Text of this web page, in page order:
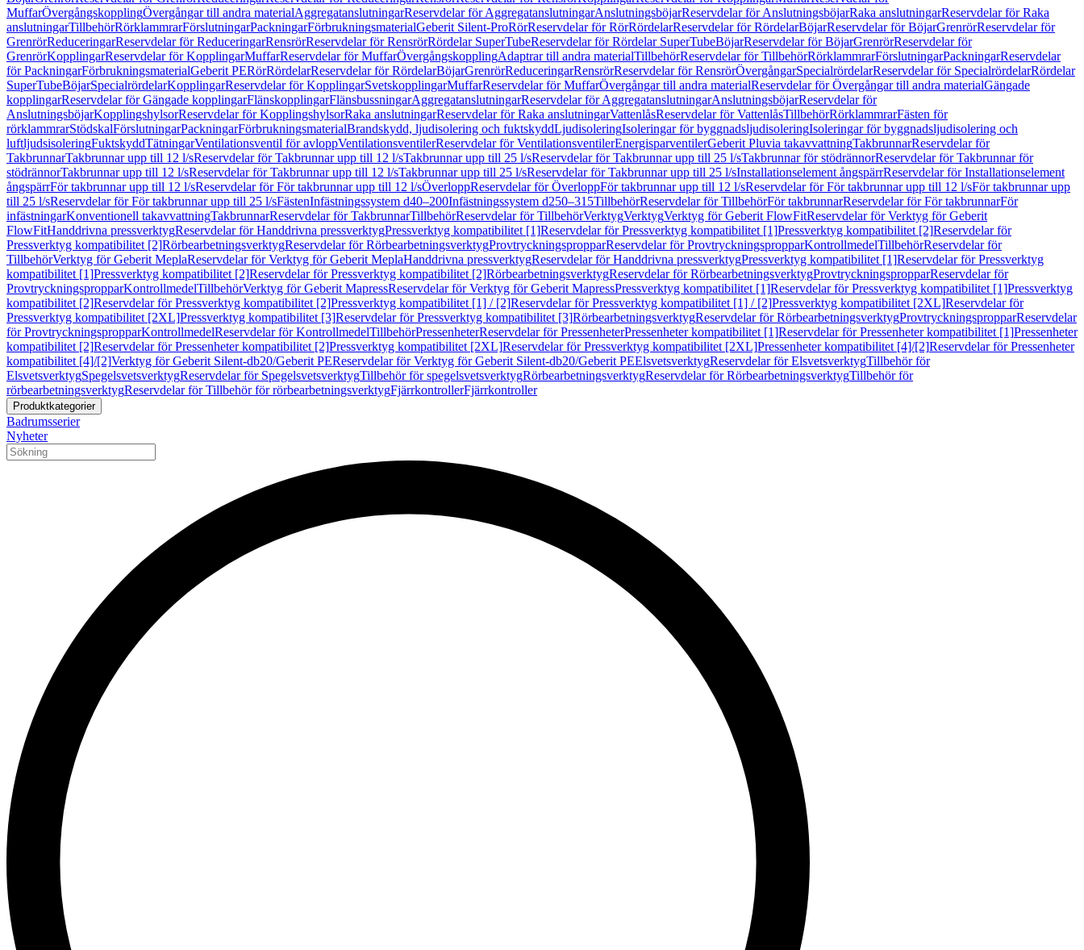
MuffarÖvergångskopplingÖvergångar till andra materialAggregatanslutningarReservdelar för AggregatanslutningarAnslutningsböjarReservdelar för AnslutningsböjarRaka anslutningarReservdelar för Raka
anslutningarTillbehörRörklammrarFörslutningarPackningarFörbrukningsmaterialGeberit Silent-ProRörReservdelar för RörRördelarReservdelar för RördelarBöjarReservdelar för BöjarGrenrörReservdelar för
GrenrörReduceringarReservdelar för ReduceringarRensrörReservdelar för RensrörRördelar SuperTubeReservdelar för Rördelar SuperTubeBöjarReservdelar för BöjarGrenrörReservdelar för
GrenrörKopplingarReservdelar för KopplingarMuffarReservdelar för MuffarÖvergångskopplingAdaptrar till andra materialTillbehörReservdelar för TillbehörRörklammrarFörslutningarPackningarReservdelar
för PackningarFörbrukningsmaterialGeberit PERörRördelarReservdelar för RördelarBöjarGrenrörReduceringarRensrörReservdelar för RensrörÖvergångarSpecialrördelarReservdelar för SpecialrördelarRördelar
SuperTubeBöjarSpecialrördelarKopplingarReservdelar för KopplingarSvetskopplingarMuffarReservdelar för MuffarÖvergångar till andra materialReservdelar för Övergångar till andra materialGängade
kopplingarReservdelar för Gängade kopplingarFlänskopplingarFlänsbussningarAggregatanslutningarReservdelar för AggregatanslutningarAnslutningsböjarReservdelar för
AnslutningsböjarKopplingshylsorReservdelar för KopplingshylsorRaka anslutningarReservdelar för Raka anslutningarVattenlåsReservdelar för VattenlåsTillbehörRörklammrarFästen för
rörklammrarStödskalFörslutningarPackningarFörbrukningsmaterialBrandskydd, ljudisolering och fuktskyddLjudisoleringIsoleringar för byggnadsljudisoleringIsoleringar för byggnadsljudisolering och
luftljudsisoleringFuktskyddTätningarVentilationsventil för avloppVentilationsventilerReservdelar för VentilationsventilerEnergisparventilerGeberit Pluvia takavvattningTakbrunnarReservdelar för
TakbrunnarTakbrunnar upp till 12 l/sReservdelar för Takbrunnar upp till 12 l/sTakbrunnar upp till 25 l/sReservdelar för Takbrunnar upp till 25 l/sTakbrunnar för stödrännorReservdelar för Takbrunnar för
stödrännorTakbrunnar upp till 12 l/sReservdelar för Takbrunnar upp till 12 l/sTakbrunnar upp till 25 l/sReservdelar för Takbrunnar upp till 25 l/sInstallationselement ångspärrReservdelar för Installationselement
ångspärrFör takbrunnar upp till 12 l/sReservdelar för För takbrunnar upp till 12 l/sÖverloppReservdelar för ÖverloppFör takbrunnar upp till 12 l/sReservdelar för För takbrunnar upp till 12 l/sFör takbrunnar upp
till 25 l/sReservdelar för För takbrunnar upp till 25 l/sFästenInfästningssystem d40–200Infästningssystem d250–315TillbehörReservdelar för TillbehörFör takbrunnarReservdelar för För takbrunnarFör
infästningarKonventionell takavvattningTakbrunnarReservdelar för TakbrunnarTillbehörReservdelar för TillbehörVerktygVerktygVerktyg för Geberit FlowFitReservdelar för Verktyg för Geberit
FlowFitHanddrivna pressverktygReservdelar för Handdrivna pressverktygPressverktyg kompatibilitet [1]Reservdelar för Pressverktyg kompatibilitet [1]Pressverktyg kompatibilitet [2]Reservdelar för
Pressverktyg kompatibilitet [2]RörbearbetningsverktygReservdelar för RörbearbetningsverktygProvtryckningspropparReservdelar för ProvtryckningspropparKontrollmedelTillbehörReservdelar för
TillbehörVerktyg för Geberit MeplaReservdelar för Verktyg för Geberit MeplaHanddrivna pressverktygReservdelar för Handdrivna pressverktygPressverktyg kompatibilitet [1]Reservdelar för Pressverktyg
kompatibilitet [1]Pressverktyg kompatibilitet [2]Reservdelar för Pressverktyg kompatibilitet [2]RörbearbetningsverktygReservdelar för RörbearbetningsverktygProvtryckningspropparReservdelar för
ProvtryckningspropparKontrollmedelTillbehörVerktyg för Geberit MapressReservdelar för Verktyg för Geberit MapressPressverktyg kompatibilitet [1]Reservdelar för Pressverktyg kompatibilitet [1]Pressverktyg
kompatibilitet [2]Reservdelar för Pressverktyg kompatibilitet [2]Pressverktyg kompatibilitet [1] / [2]Reservdelar för Pressverktyg kompatibilitet [1] / [2]Pressverktyg kompatibilitet [2XL]Reservdelar för
Pressverktyg kompatibilitet [2XL]Pressverktyg kompatibilitet [3]Reservdelar för Pressverktyg kompatibilitet [3]RörbearbetningsverktygReservdelar för RörbearbetningsverktygProvtryckningspropparReservdelar
för ProvtryckningspropparKontrollmedelReservdelar för KontrollmedelTillbehörPressenheterReservdelar för PressenheterPressenheter kompatibilitet [1]Reservdelar för Pressenheter kompatibilitet [1]Pressenheter
kompatibilitet [2]Reservdelar för Pressenheter kompatibilitet [2]Pressverktyg kompatibilitet [2XL]Reservdelar för Pressverktyg kompatibilitet [2XL]Pressenheter kompatibilitet [4]/[2]Reservdelar för Pressenheter
kompatibilitet [4]/[2]Verktyg för Geberit Silent-db20/Geberit PEReservdelar för Verktyg för Geberit Silent-db20/Geberit PEElsvetsverktygReservdelar för ElsvetsverktygTillbehör för
ElsvetsverktygSpegelsvetsverktygReservdelar för SpegelsvetsverktygTillbehör för spegelsvetsverktygRörbearbetningsverktygReservdelar för RörbearbetningsverktygTillbehör för
rörbearbetningsverktygReservdelar för Tillbehör för rörbearbetningsverktygFjärrkontrollerFjärrkontroller
Produktkategorier
Badrumsserier
Nyheter